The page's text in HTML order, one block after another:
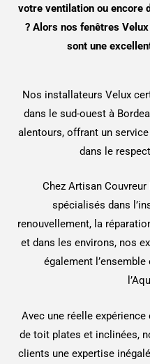
votre ventilation ou encore
? Alors nos fenêtres
sont une
Nos installateurs Velux
dans le sud-ouest à
alentours, offrant un
dans le
Chez Artisan
spécialisés dans
renouvellement, la
et dans les environs, nos
également
Avec une réelle
de toit plates et inclinées,
clients une expertise